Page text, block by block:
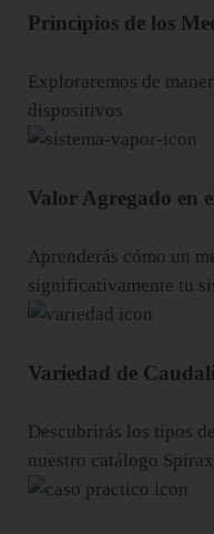
Principios de los
Exploraremos de
dispositivos
Valor Agregado en
Aprenderás cómo un
significativamente tu
Variedad de
Descubrirás los tipos
nuestro catálogo